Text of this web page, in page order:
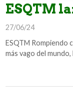
ESQTM
27/06/24
ESQTM Rompiendo
más vago del